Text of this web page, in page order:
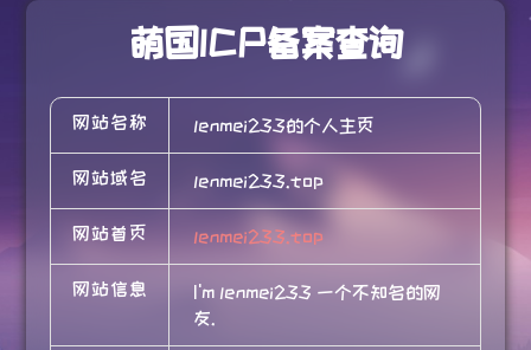
萌国ICP备案查询
网站名称 lenmei233的个人主页
网站域名 lenmei233.top
网站首页 lenmei233.top
网站信息
I'm lenmei233 一个不知名的网
友.